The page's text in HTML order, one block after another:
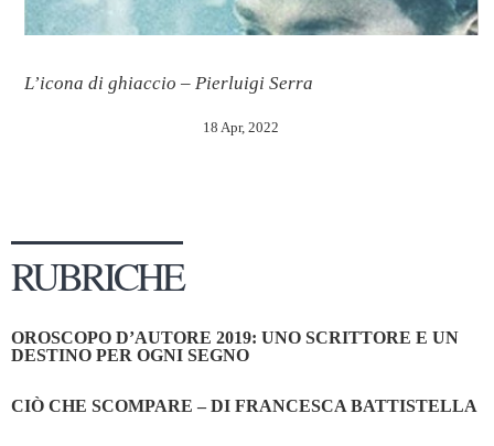
L’icona di ghiaccio – Pierluigi Serra
18 Apr, 2022
RUBRICHE
OROSCOPO D’AUTORE 2019: UNO SCRITTORE E UN
DESTINO PER OGNI SEGNO
CIÒ CHE SCOMPARE – DI FRANCESCA BATTISTELLA